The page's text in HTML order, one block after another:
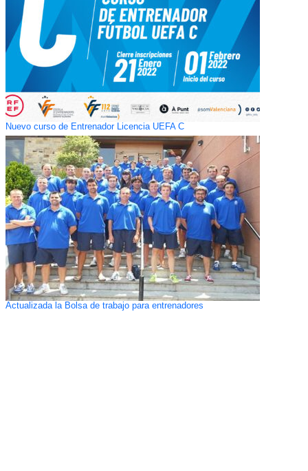
Nuevo curso de Entrenador Licencia UEFA C
Actualizada la Bolsa de trabajo para entrenadores